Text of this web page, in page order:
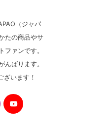
（ジャパ
たの商品やサ
ファンです。
んばります。
ざいます！